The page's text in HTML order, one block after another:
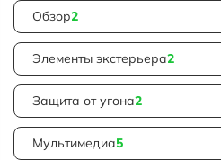
Обзор2
Элементы экстерьера2
Защита от угона2
Мультимедиа5